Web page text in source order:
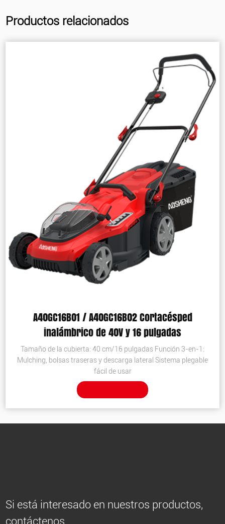
Productos relacionados
A40GC16B01 / A40GC16B02 Cortacésped
inalámbrico de 40V y 16 pulgadas
Tamaño de la cubierta: 40 cm/16 pulgadas Función 3-en-1:
Mulching, bolsas traseras y descarga lateral Sistema plegable
fácil de usar
Si está interesado en nuestros productos,
contáctenos